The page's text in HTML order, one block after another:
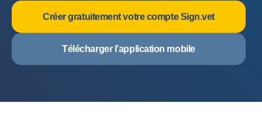
Créer gratuitement votre compte Sign.vet
Télécharger l’application mobile